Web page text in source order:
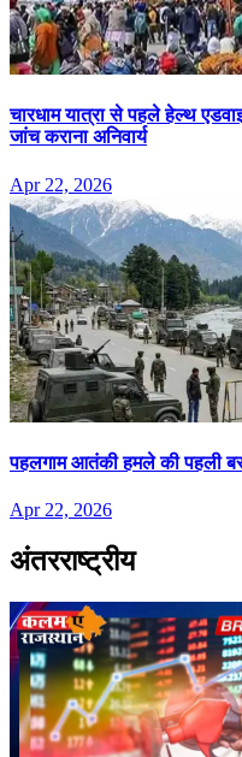
चारधाम यात्रा से पहले हेल्थ
जांच कराना अनिवार्य
Apr 22, 2026
पहलगाम आतंकी हमले की पहली
Apr 22, 2026
अंतरराष्ट्रीय